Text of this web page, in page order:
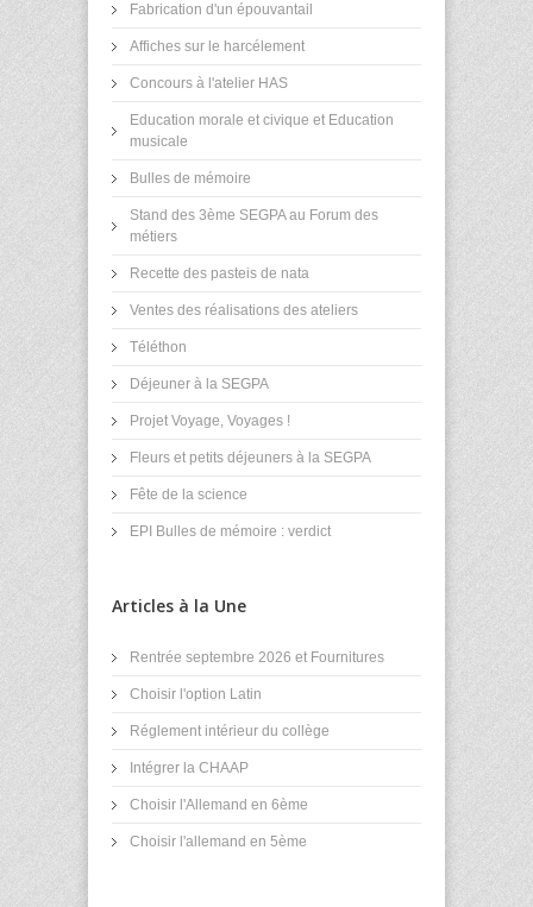
Fabrication d'un épouvantail
Affiches sur le harcélement
Concours à l'atelier HAS
Education morale et civique et Education
musicale
Bulles de mémoire
Stand des 3ème SEGPA au Forum des
métiers
Recette des pasteis de nata
Ventes des réalisations des ateliers
Téléthon
Déjeuner à la SEGPA
Projet Voyage, Voyages !
Fleurs et petits déjeuners à la SEGPA
Fête de la science
EPI Bulles de mémoire : verdict
Articles à la Une
Rentrée septembre 2026 et Fournitures
Choisir l'option Latin
Réglement intérieur du collège
Intégrer la CHAAP
Choisir l'Allemand en 6ème
Choisir l'allemand en 5ème